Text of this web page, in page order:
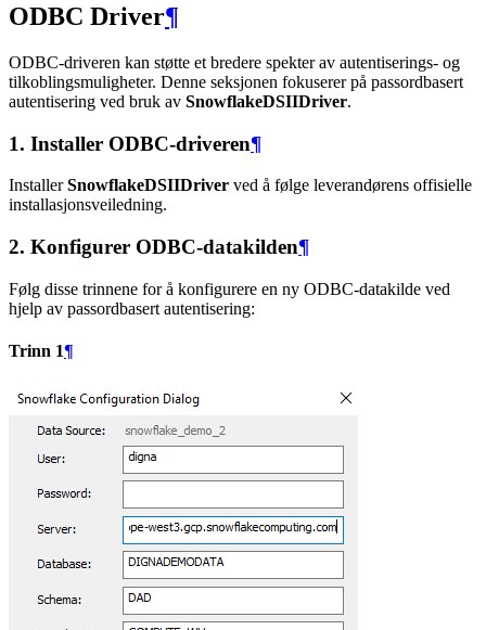
ODBC Driver¶
ODBC-driveren kan støtte et bredere spekter av autentiserings- og
tilkoblingsmuligheter. Denne seksjonen fokuserer på passordbasert
autentisering ved bruk av SnowflakeDSIIDriver.
1. Installer ODBC-driveren¶
InstallerSnowflakeDSIIDriver ved å følge leverandørens offisielle
installasjonsveiledning.
2. Konfigurer ODBC-datakilden¶
Følg disse trinnene for å konfigurere en ny ODBC-datakilde ved
hjelp av passordbasert autentisering:
Trinn 1¶